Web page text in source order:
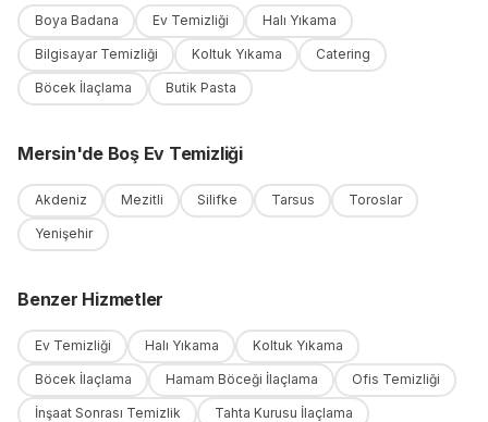
Boya Badana Ev Temizliği Halı Yıkama
Bilgisayar Temizliği Koltuk Yıkama Catering
Böcek İlaçlama Butik Pasta
Mersin'de Boş Ev Temizliği
Akdeniz Mezitli Silifke Tarsus Toroslar
Yenişehir
Benzer Hizmetler
Ev Temizliği Halı Yıkama Koltuk Yıkama
Böcek İlaçlama Hamam Böceği İlaçlama Ofis Temizliği
İnşaat Sonrası Temizlik Tahta Kurusu İlaçlama